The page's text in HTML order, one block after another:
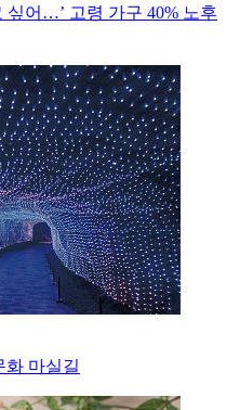
싶어…’ 고령 가구 40% 노후
화 마실길